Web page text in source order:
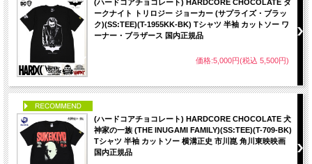
(ハードコアチョコレート) HARDCORE CHOCOLATE ダ
ークナイト トリロジー ジョーカー (サプライズ・ブラッ
ク)(SS:TEE)(T-1955KK-BK) Tシャツ 半袖 カットソー ワ
ーナー・ブラザース 国内正規品
価格:5,000円(税込 5,500円)
(ハードコアチョコレート) HARDCORE CHOCOLATE 犬
神家の一族 (THE INUGAMI FAMILY)(SS:TEE)(T-709-BK)
Tシャツ 半袖 カットソー 横溝正史 市川崑 角川東映映画
国内正規品